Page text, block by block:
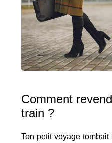
Comment
train ?
Ton petit voyage